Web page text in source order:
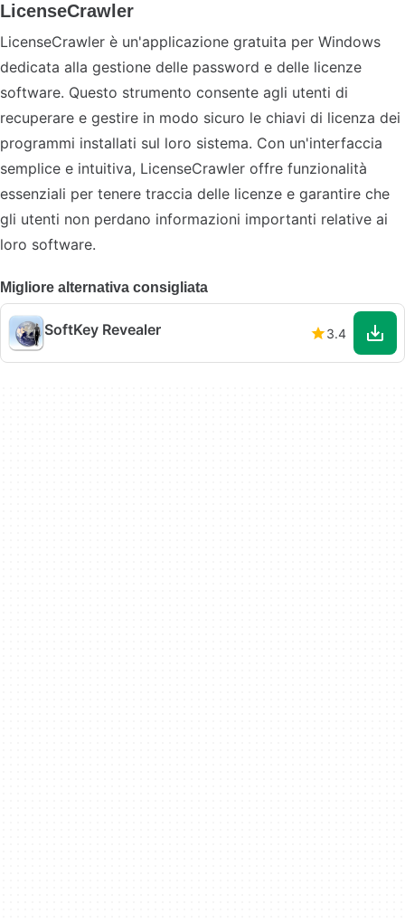
LicenseCrawler
LicenseCrawler è un'applicazione gratuita per Windows
dedicata alla gestione delle password e delle licenze
software. Questo strumento consente agli utenti di
recuperare e gestire in modo sicuro le chiavi di licenza dei
programmi installati sul loro sistema. Con un'interfaccia
semplice e intuitiva, LicenseCrawler offre funzionalità
essenziali per tenere traccia delle licenze e garantire che
gli utenti non perdano informazioni importanti relative ai
loro software.
Migliore alternativa consigliata
SoftKey Revealer 3.4